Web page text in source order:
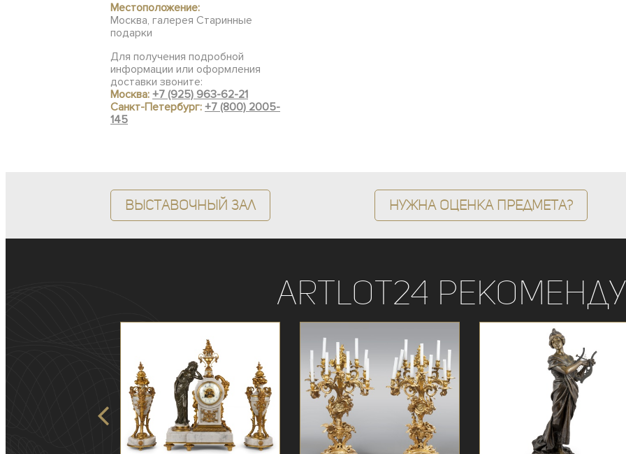
Местоположение:
Москва, галерея Старинные
подарки
Для получения подробной
информации или оформления
доставки звоните:
Москва: +7 (925) 963-62-21
Санкт-Петербург: +7 (800) 2005-
145
Выставочный зал Нужна оценка предмета?
ArtLot24